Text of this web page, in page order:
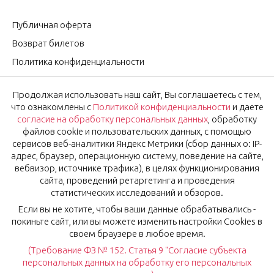
Публичная оферта
Возврат билетов
Политика конфиденциальности
Согласие на обработку персональных данных
Оставить отзыв
Подписаться на новости OK
Нажимая на кнопку «Ok», вы соглашаетесь с Политикой
конфиденциальности
и даёте согласие
на обработку
персональных данных.
© Рестораны Мурманска 2024, 2026
Продолжая использовать наш сайт, Вы соглашаетесь с тем,
что ознакомлены с Политикой конфиденциальности и даете
согласие на обработку персональных данных , обработку
файлов cookie и пользовательских данных, с помощью
сервисов веб-аналитики Яндекс Метрики (сбор данных о: IP-
адрес, браузер, операционную систему, поведение на сайте,
вебвизор, источнике трафика), в целях функционирования
сайта, проведений ретаргетинга и проведения
статистических исследований и обзоров.
Если вы не хотите, чтобы ваши данные обрабатывались -
покиньте сайт, или вы можете изменить настройки Cookies в
своем браузере в любое время.
(Требование ФЗ № 152. Статья 9 "Согласие субъекта
персональных данных на обработку его персональных